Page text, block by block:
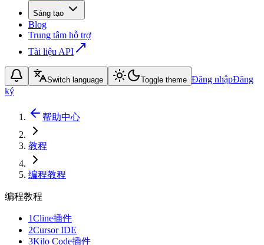
Sáng tạo
Blog
Trung tâm hỗ trợ
Tài liệu API
Switch language Toggle theme Đăng nhậpĐăng
ký
帮助中心
教程
编程教程
编程教程
1Cline插件
2Cursor IDE
3Kilo Code插件